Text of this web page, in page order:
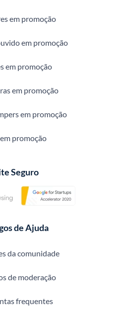
em promoção
em promoção
em promoção
em promoção
em promoção
promoção
Seguro
de Ajuda
da comunidade
de moderação
frequentes